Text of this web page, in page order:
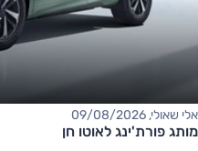
אלי שאולי, 09/08/2026
מותג פורת'ינג לאוטו חן